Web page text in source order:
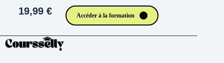
19,99 € Accéder à la formation